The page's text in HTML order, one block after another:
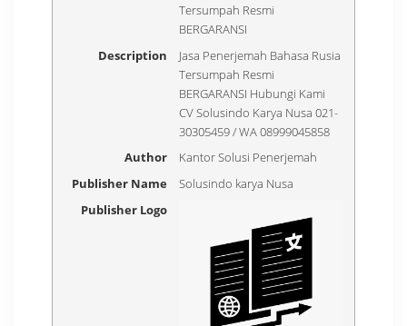
Tersumpah Resmi
BERGARANSI
Description
Jasa Penerjemah Bahasa Rusia
Tersumpah Resmi
BERGARANSI Hubungi Kami
CV Solusindo Karya Nusa 021-
30305459 / WA 08999045858
Author
Kantor Solusi Penerjemah
Publisher Name
Solusindo karya Nusa
Publisher Logo